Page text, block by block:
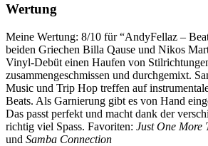
Wertung
Meine Wertung: 8/10 für “AndyFellaz –
beiden Griechen Billa Qause und Nikos
Vinyl-Debüt einen Haufen von
zusammengeschmissen und durchgemixt.
Music und Trip Hop treffen auf
Beats. Als Garnierung gibt es von Hand
Das passt perfekt und macht dank der
richtig viel Spass. Favoriten: Just One More
und Samba Connection